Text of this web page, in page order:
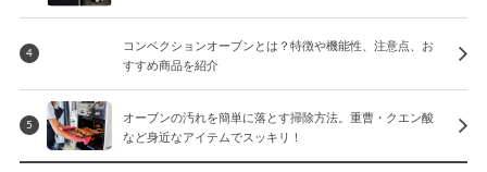
4
コンベクションオーブンとは？特徴や機能性、注意点、お
すすめ商品を紹介
5
オーブンの汚れを簡単に落とす掃除方法。重曹・クエン酸
など身近なアイテムでスッキリ！